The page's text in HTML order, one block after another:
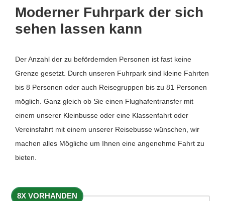
Moderner Fuhrpark der sich
sehen lassen kann
Der Anzahl der zu befördernden Personen ist fast keine
Grenze gesetzt. Durch unseren Fuhrpark sind kleine Fahrten
bis 8 Personen oder auch Reisegruppen bis zu 81 Personen
möglich. Ganz gleich ob Sie einen Flughafentransfer mit
einem unserer Kleinbusse oder eine Klassenfahrt oder
Vereinsfahrt mit einem unserer Reisebusse wünschen, wir
machen alles Mögliche um Ihnen eine angenehme Fahrt zu
bieten.
8X VORHANDEN